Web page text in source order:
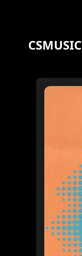
CSMUSIC